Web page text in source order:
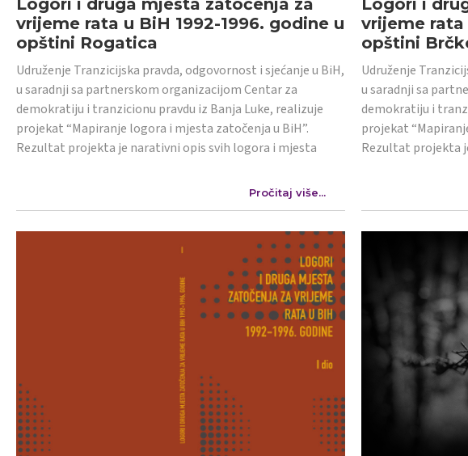
vrijeme rata u BiH 1992-1996. godine u
opštini Rogatica
Udruženje Tranzicijska pravda, odgovornost i sjećanje u BiH,
u saradnji sa partnerskom organizacijom Centar za
demokratiju i tranzicionu pravdu iz Banja Luke, realizuje
projekat “Mapiranje logora i mjesta zatočenja u BiH”.
Rezultat projekta je narativni opis svih logora i mjesta
Pročitaj više...
vrijeme rata
opštini
Udruženje
u saradnji sa
demokratiju i
projekat
Rezultat projekta